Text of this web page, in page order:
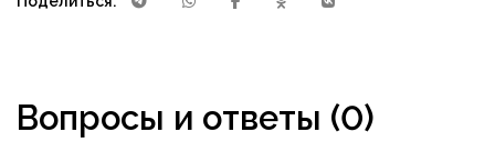
Вопросы и ответы (0)